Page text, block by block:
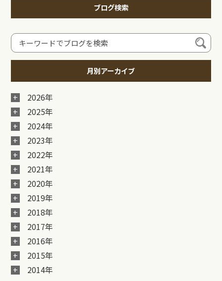
ブログ検索
月別アーカイブ
2026年
2025年
2024年
2023年
2022年
2021年
2020年
2019年
2018年
2017年
2016年
2015年
2014年